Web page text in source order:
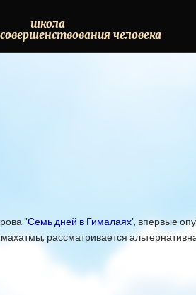
школа
человека
"Семь дней в Гималаях", впервые
рассматривается